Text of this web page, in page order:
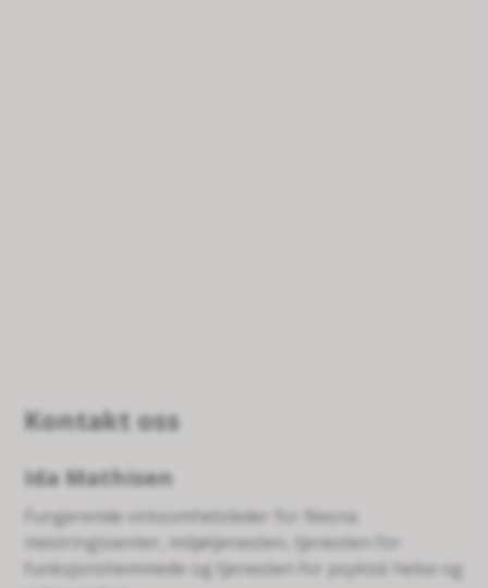
Kontakt oss
Ida Mathisen
Fungerende virksomhetsleder for Nesna
mestringssenter, miljøtjenesten, tjenesten for
funksjonshemmede og tjenesten for psykisk helse og